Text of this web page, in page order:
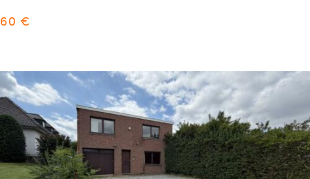
60 €